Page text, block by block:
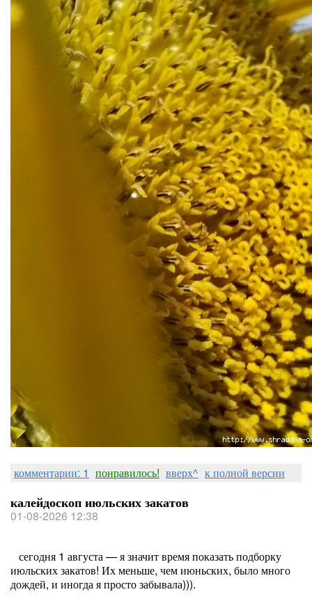
комментарии: 1 понравилось! вверх^ к полной версии
калейдоскоп июльских закатов
01-08-2026 12:38
сегодня 1 августа — я значит время показать подборку
июльских закатов! Их меньше, чем июньских, было много
дождей, и иногда я просто забывала))).